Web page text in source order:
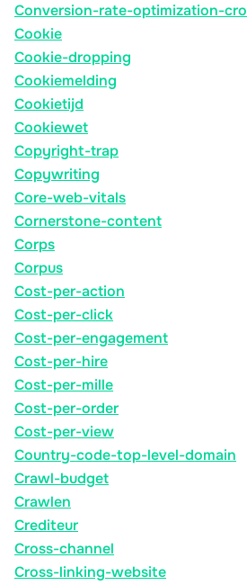
Conversion-rate-optimization-cro
Cookie
Cookie-dropping
Cookiemelding
Cookietijd
Cookiewet
Copyright-trap
Copywriting
Core-web-vitals
Cornerstone-content
Corps
Corpus
Cost-per-action
Cost-per-click
Cost-per-engagement
Cost-per-hire
Cost-per-mille
Cost-per-order
Cost-per-view
Country-code-top-level-domain
Crawl-budget
Crawlen
Crediteur
Cross-channel
Cross-linking-website